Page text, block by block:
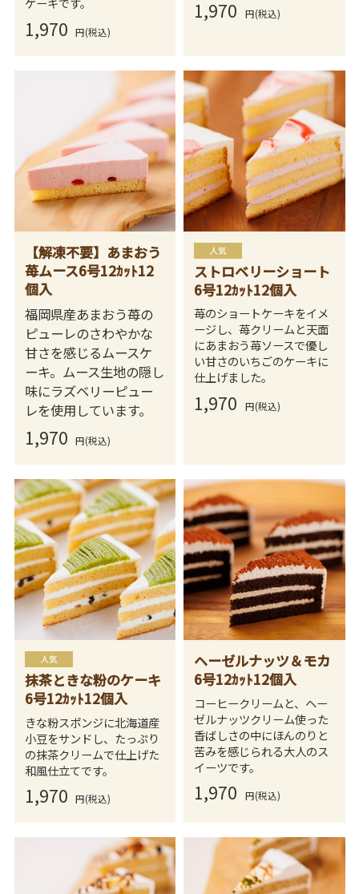
1,970 円(税込)
1,970 円(税込)
【解凍不要】あまおう
苺ムース6号12ｶｯﾄ12
個入
福岡県産あまおう苺の
ピューレのさわやかな
甘さを感じるムースケ
ーキ。ムース生地の隠し
味にラズベリーピュー
レを使用しています。
1,970 円(税込)
ストロベリーショート
6号12ｶｯﾄ12個入
苺のショートケーキをイメ
ージし、苺クリームと天面
にあまおう苺ソースで優し
い甘さのいちごのケーキに
仕上げました。
1,970 円(税込)
抹茶ときな粉のケーキ
6号12ｶｯﾄ12個入
きな粉スポンジに北海道産
小豆をサンドし、たっぷり
の抹茶クリームで仕上げた
和風仕立てです。
1,970 円(税込)
ヘーゼルナッツ＆モカ
6号12ｶｯﾄ12個入
コーヒークリームと、ヘー
ゼルナッツクリーム使った
香ばしさの中にほんのりと
苦みを感じられる大人のス
イーツです。
1,970 円(税込)